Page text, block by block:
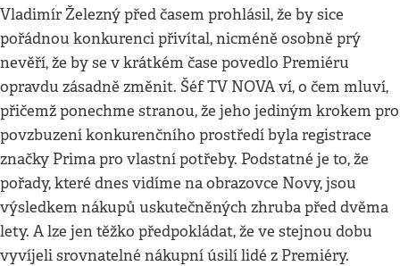
Vladimír Železný před časem prohlásil, že by sice
pořádnou konkurenci přivítal, nicméně osobně prý
nevěří, že by se v krátkém čase povedlo Premiéru
opravdu zásadně změnit. Šéf TV NOVA ví, o čem mluví,
přičemž ponechme stranou, že jeho jediným krokem pro
povzbuzení konkurenčního prostředí byla registrace
značky Prima pro vlastní potřeby. Podstatné je to, že
pořady, které dnes vidíme na obrazovce Novy, jsou
výsledkem nákupů uskutečněných zhruba před dvěma
lety. A lze jen těžko předpokládat, že ve stejnou dobu
vyvíjeli srovnatelné nákupní úsilí lidé z Premiéry.